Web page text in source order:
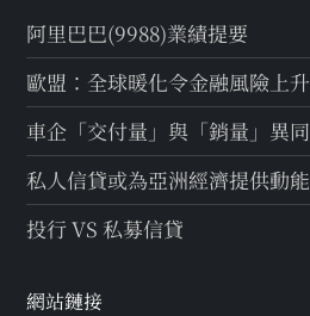
阿里巴巴(9988)業績提要
歐盟：全球暖化令金融風險上升
車企「交付量」與「銷量」異同
私人信貸或為亞洲經濟提供動能
投行 VS 私募信貸
網站鏈接